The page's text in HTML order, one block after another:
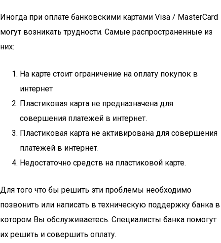
Иногда при оплате банковскими картами Visa / MasterCard
могут возникать трудности. Самые распространенные из
них:
На карте стоит ограничение на оплату покупок в
интернет
Пластиковая карта не предназначена для
совершения платежей в интернет.
Пластиковая карта не активирована для совершения
платежей в интернет.
Недостаточно средств на пластиковой карте.
Для того что бы решить эти проблемы необходимо
позвонить или написать в техническую поддержку банка в
котором Вы обслуживаетесь. Специалисты банка помогут
их решить и совершить оплату.